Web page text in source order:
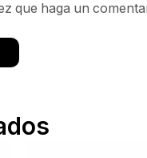
que haga un